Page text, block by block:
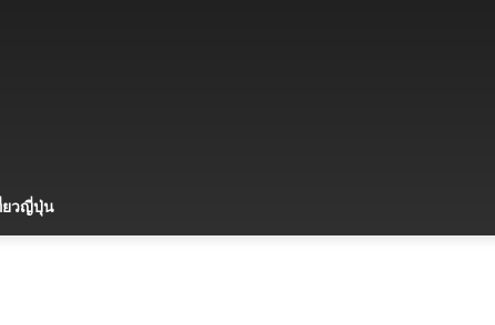
ยวญี่ปุ่น